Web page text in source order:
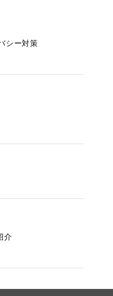
シー対策
介